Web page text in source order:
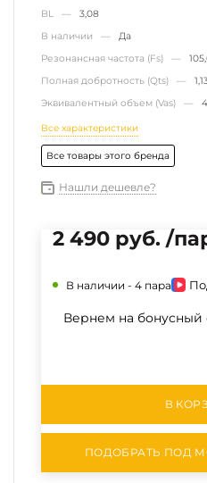
BL — 3,08
В наличии — Да
Резонансная частота (Fs) —
Полная добротность (Qts) —
Эквивалентный объем (Vas) —
Все характеристики
Все товары этого бренда
Нашли дешевле?
2 490 руб. /
В наличии - 4 пара
Вернем на бонусный
В
ПОДОБРАТЬ ПОД